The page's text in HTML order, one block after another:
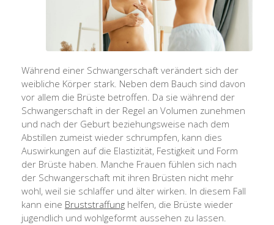
Während einer Schwangerschaft verändert sich der
weibliche Körper stark. Neben dem Bauch sind davon
vor allem die Brüste betroffen. Da sie während der
Schwangerschaft in der Regel an Volumen zunehmen
und nach der Geburt beziehungsweise nach dem
Abstillen zumeist wieder schrumpfen, kann dies
Auswirkungen auf die Elastizität, Festigkeit und Form
der Brüste haben. Manche Frauen fühlen sich nach
der Schwangerschaft mit ihren Brüsten nicht mehr
wohl, weil sie schlaffer und älter wirken. In diesem Fall
kann eine Bruststraffung helfen, die Brüste wieder
jugendlich und wohlgeformt aussehen zu lassen.